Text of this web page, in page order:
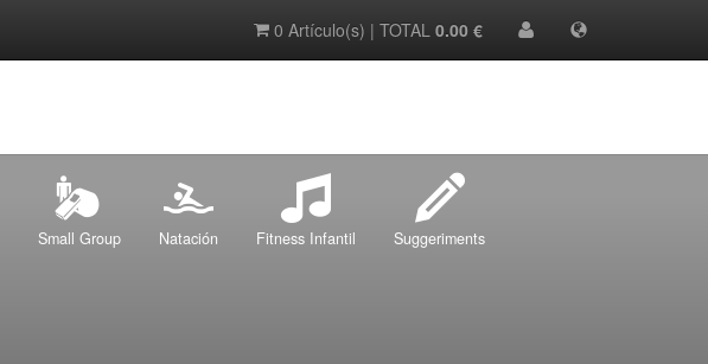
0 Artículo(s) | TOTAL 0.00 €
Small Group Natación Fitness Infantil Suggeriments